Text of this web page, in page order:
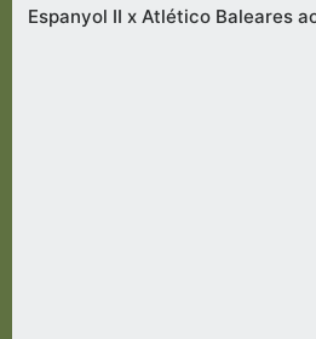
Espanyol II x Atlético Baleares